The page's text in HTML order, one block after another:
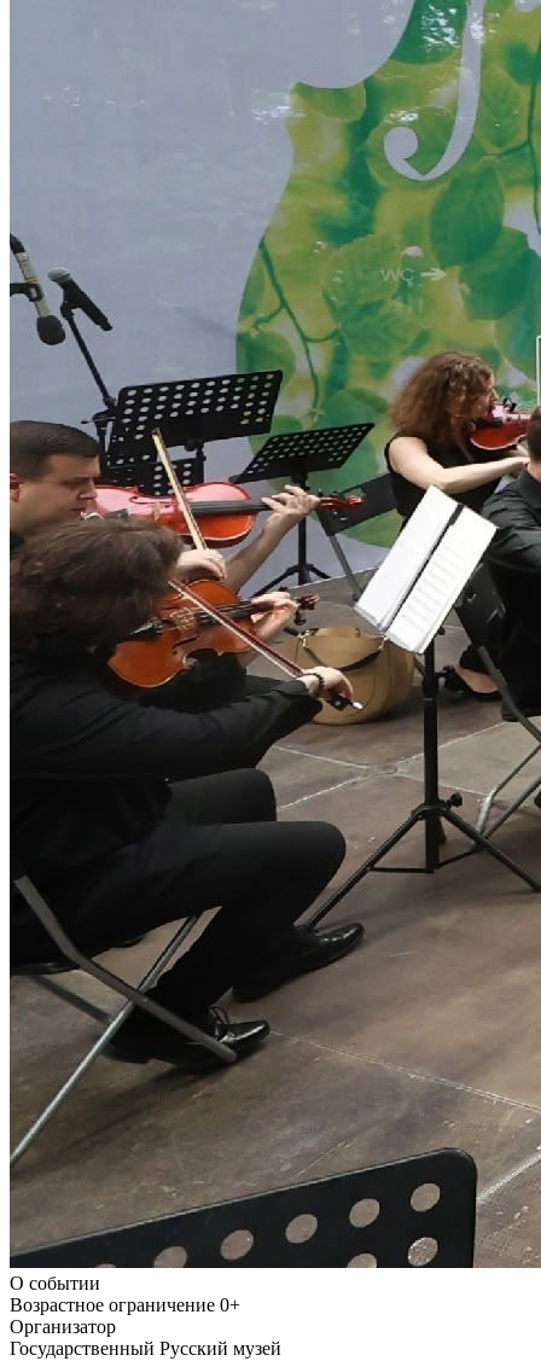
О событии
Возрастное ограничение 0+
Организатор
Государственный Русский музей